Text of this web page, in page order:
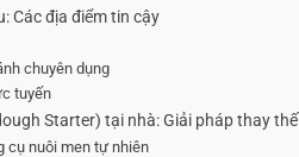
Các địa điểm tin cậy
chuyên dụng
tuyến
Starter) tại nhà: Giải pháp thay thế
cụ nuôi men tự nhiên